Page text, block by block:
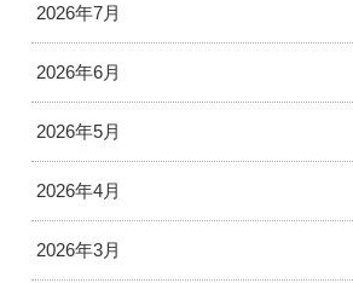
2026年7月
2026年6月
2026年5月
2026年4月
2026年3月